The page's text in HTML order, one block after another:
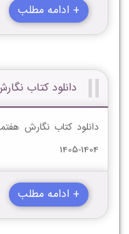
+ ادامه مطلب
دانلود کتاب
دانلود کتاب نگارش
1404-1405
+ ادامه مطلب